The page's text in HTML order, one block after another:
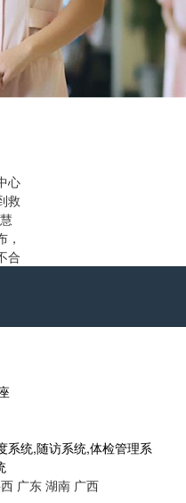
心
救
合
系统,随访系统,体检管理系
广东 湖南 广西